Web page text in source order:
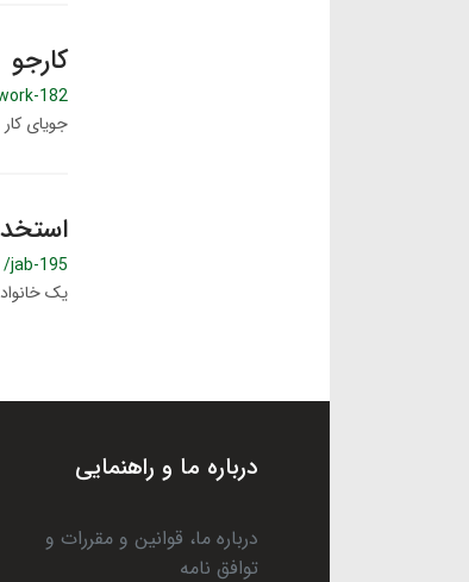
کارجو
182
جویای
/jab-195
یک
درباره ما و راهنمایی
درباره ما، قوانین و مقررات و
توافق نامه